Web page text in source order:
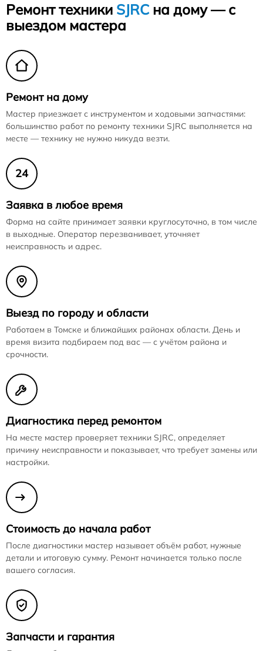
Ремонт техники SJRCна дому — с
выездом мастера
Ремонт на дому
Мастер приезжает с инструментом и ходовыми запчастями:
большинство работ по ремонту техники SJRC выполняется на
месте — технику не нужно никуда везти.
24
Заявка в любое время
Форма на сайте принимает заявки круглосуточно, в том числе
в выходные. Оператор перезванивает, уточняет
неисправность и адрес.
Выезд по городу и области
Работаем в Томске и ближайших районах области. День и
время визита подбираем под вас — с учётом района и
срочности.
Диагностика перед ремонтом
На месте мастер проверяет техники SJRC, определяет
причину неисправности и показывает, что требует замены или
настройки.
Стоимость до начала работ
После диагностики мастер называет объём работ, нужные
детали и итоговую сумму. Ремонт начинается только после
вашего согласия.
Запчасти и гарантия